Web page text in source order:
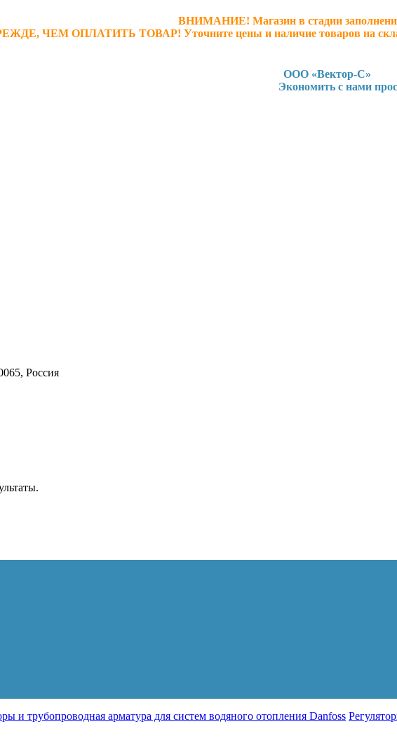
ВНИМАНИЕ! Магазин в стадии
ЧЕМ ОПЛАТИТЬ ТОВАР! Уточните цены и наличие товаров на
ООО «Вектор-С»
Экономить с нами
Россия
и трубопроводная арматура для систем водяного отопления Danfoss